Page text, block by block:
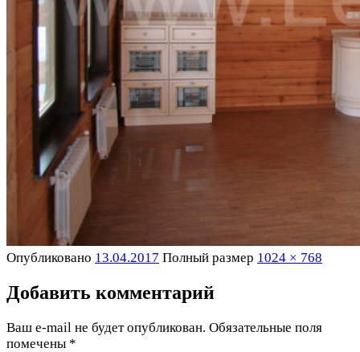
Опубликовано 13.04.2017 Полный размер 1024 × 768
Добавить комментарий
Ваш e-mail не будет опубликован. Обязательные поля
помечены *